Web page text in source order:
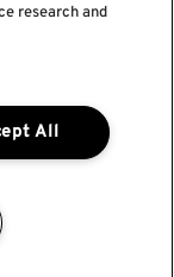
ROCK
research and
All